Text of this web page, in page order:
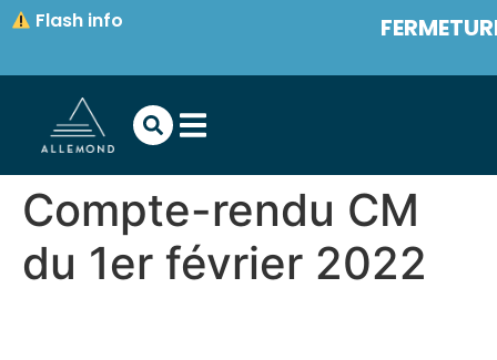
principal
Flash info
Compte-rendu CM
du 1er février 2022